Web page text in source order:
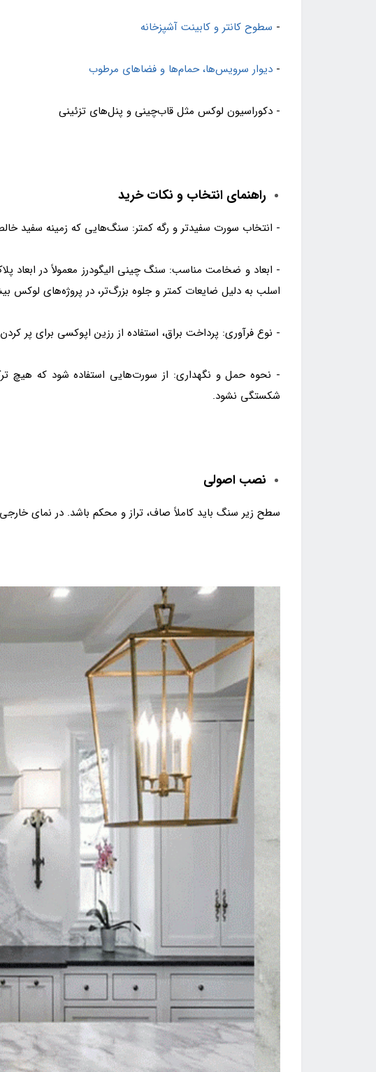
- سطوح کانتر و کابینت آشپزخانه
- دیوار سرویس‌ها، حمام‌ها و فضاهای مرطوب
- دکوراسیون لوکس مثل قاب‌چینی و پنل‌های تزئینی
راهنمای انتخاب و نکات خرید
- انتخاب سورت سفیدتر و رگه کمتر: سنگ‌هایی که زمینه سفید
اسلب به دلیل ضایعات کمتر و جلوه بزرگ‌تر، در پروژه‌های لوکس
- نوع فرآوری: پرداخت براق، استفاده از رزین اپوکسی برای پر
- نحوه حمل و نگهداری: از سورت‌هایی استفاده شود که هیچ
شکستگی نشود.
نصب اصولی
سطح زیر سنگ باید کاملاً صاف، تراز و محکم باشد. در نمای